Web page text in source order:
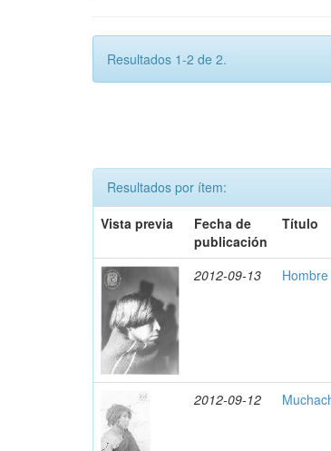
Resultados 1-2 de 2.
Resultados por ítem:
Vista previa
Fecha de
publicación
Título
2012-09-13
2012-09-12